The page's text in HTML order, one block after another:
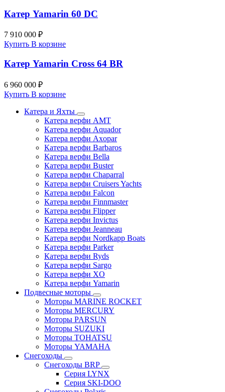
Катер Yamarin 60 DC
7 910 000 ₽
Купить В корзине
Катер Yamarin Cross 64 BR
6 960 000 ₽
Купить В корзине
Катера и Яхты
Катера верфи AMT
Катера верфи Aquador
Катера верфи Axopar
Катера верфи Barbaros
Катера верфи Bella
Катера верфи Buster
Катера верфи Chaparral
Катера верфи Cruisers Yachts
Катера верфи Falcon
Катера верфи Finnmaster
Катера верфи Flipper
Катера верфи Invictus
Катера верфи Jeanneau
Катера верфи Nordkapp Boats
Катера верфи Parker
Катера верфи Ryds
Катера верфи Sargo
Катера верфи XO
Катера верфи Yamarin
Подвесные моторы
Моторы MARINE ROCKET
Моторы MERCURY
Моторы PARSUN
Моторы SUZUKI
Моторы TOHATSU
Моторы YAMAHA
Снегоходы
Снегоходы BRP
Серия LYNX
Серия SKI-DOO